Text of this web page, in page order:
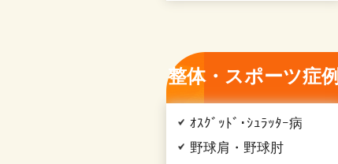
整体・スポーツ症例
ｵｽｸﾞｯﾄﾞ･ｼｭﾗｯﾀｰ病
野球肩・野球肘